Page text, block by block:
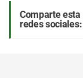
Comparte esta
redes sociales: